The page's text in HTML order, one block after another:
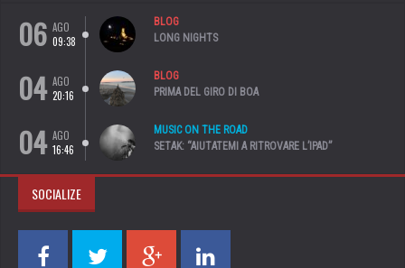
06 AGO
09:38
BLOG
LONG NIGHTS
04 AGO
20:16
BLOG
PRIMA DEL GIRO DI BOA
04 AGO
16:46
MUSIC ON THE ROAD
SETAK: “AIUTATEMI A RITROVARE L’IPAD”
SOCIALIZE